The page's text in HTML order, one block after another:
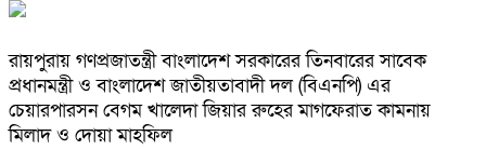
রায়পুরায় গণপ্রজাতন্ত্রী বাংলাদেশ সরকারের তিনবারের সাবেক
প্রধানমন্ত্রী ও বাংলাদেশ জাতীয়তাবাদী দল (বিএনপি) এর
চেয়ারপারসন বেগম খালেদা জিয়ার রুহের মাগফেরাত কামনায়
মিলাদ ও দোয়া মাহফিল